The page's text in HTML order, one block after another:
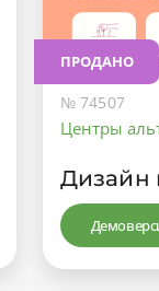
ПРОДАНО
№ 74507
Центры
Дизайн